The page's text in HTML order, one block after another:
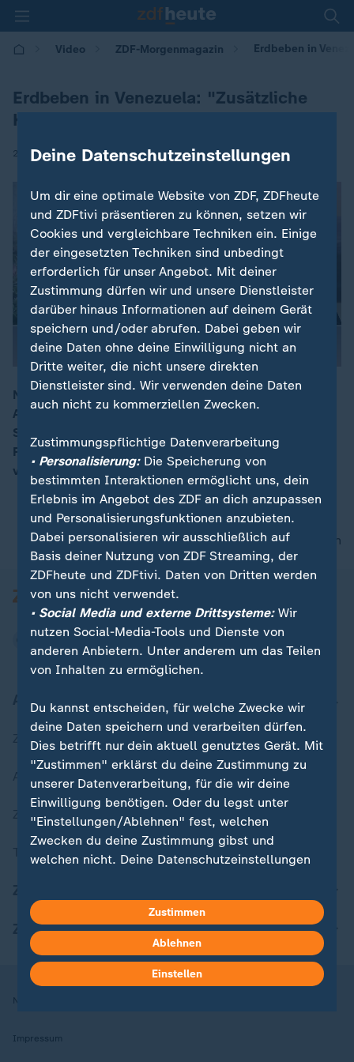
Video ZDF-Morgenmagazin Erdbeben in
Erdbeben in Venezuela: "Zusätzliche
Katastrophe"
26.06.2026 | 05:30
Nun sei die "Resilienz der Venezolaner" gefragt, so
Anja Dargatz, Landesbüroleiterin der Friedrich-Ebert-
Stiftung in Venezuela, mit Blick auf die vielfältigen
Probleme des Landes, die durch die Erdbeben
verschärft werden.
nach oben
Aktuell bei ZDFheute
Zuletzt veröffentlicht
Aktuelle Sendungs-Videos
ZDFheute Stories
Themen im Überblick
ZDFheute Apps
Nutzungsbedingungen
Impressum
Deine Datenschutzeinstellungen
Um dir eine optimale Website von ZDF, ZDFheute
und ZDFtivi präsentieren zu können, setzen wir
Cookies und vergleichbare Techniken ein. Einige
der eingesetzten Techniken sind unbedingt
erforderlich für unser Angebot. Mit deiner
Zustimmung dürfen wir und unsere Dienstleister
darüber hinaus Informationen auf deinem Gerät
speichern und/oder abrufen. Dabei geben wir
deine Daten ohne deine Einwilligung nicht an
Dritte weiter, die nicht unsere direkten
Dienstleister sind. Wir verwenden deine Daten
auch nicht zu kommerziellen Zwecken.
Zustimmungspflichtige Datenverarbeitung
• Personalisierung:Die Speicherung von
bestimmten Interaktionen ermöglicht uns, dein
Erlebnis im Angebot des ZDF an dich anzupassen
und Personalisierungsfunktionen anzubieten.
Dabei personalisieren wir ausschließlich auf
Basis deiner Nutzung von ZDF Streaming, der
ZDFheute und ZDFtivi. Daten von Dritten werden
von uns nicht verwendet.
• Social Media und externe Drittsysteme:Wir
nutzen Social-Media-Tools und Dienste von
anderen Anbietern. Unter anderem um das Teilen
von Inhalten zu ermöglichen.
Du kannst entscheiden, für welche Zwecke wir
deine Daten speichern und verarbeiten dürfen.
Dies betrifft nur dein aktuell genutztes Gerät. Mit
"Zustimmen" erklärst du deine Zustimmung zu
unserer Datenverarbeitung, für die wir deine
Einwilligung benötigen. Oder du legst unter
"Einstellungen/Ablehnen" fest, welchen
Zwecken du deine Zustimmung gibst und
welchen nicht. Deine Datenschutzeinstellungen
in deinen Einstellungen widerrufen oder ändern.
Hier findest du das Impressum.
Weitere Informationen findest du in unserer
Datenschutzerklärung.
Zustimmen
Ablehnen
Einstellen